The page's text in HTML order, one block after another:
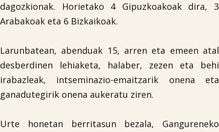
dagozkionak. Horietako 4 Gipuzkoakoak dira, 3
Arabakoak eta 6 Bizkaikoak.
Larunbatean, abenduak 15, arren eta emeen atal
desberdinen lehiaketa, halaber, zezen eta behi
irabazleak, intseminazio-emaitzarik onena eta
ganadutegirik onena aukeratu ziren.
Urte honetan berritasun bezala, Gangureneko